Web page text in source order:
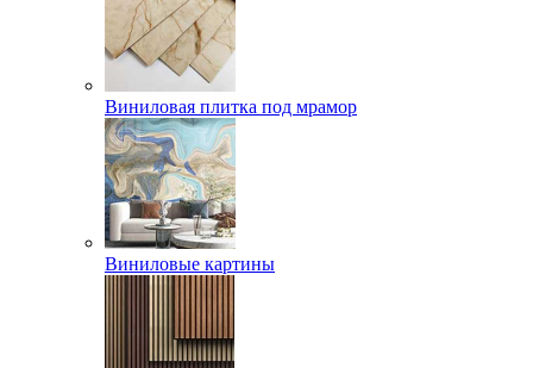
Виниловая плитка под мрамор
Виниловые картины